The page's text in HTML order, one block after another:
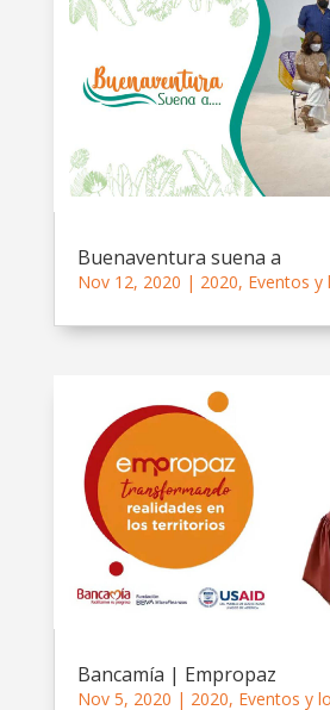
Buenaventura suena a
Nov 12, 2020 | 2020, Eventos y
Bancamía | Empropaz
Nov 5, 2020 | 2020, Eventos y